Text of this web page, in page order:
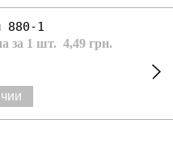
880-1
за 1 шт. 4,49 грн.